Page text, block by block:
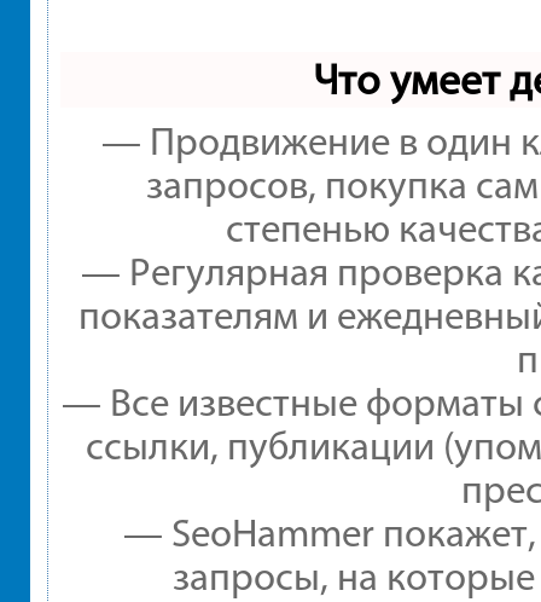
Что умеет
— Продвижение в один
запросов, покупка
степенью
— Регулярная проверка
показателям и
— Все известные форматы
ссылки, публикации
— SeoHammer покажет,
запросы, на